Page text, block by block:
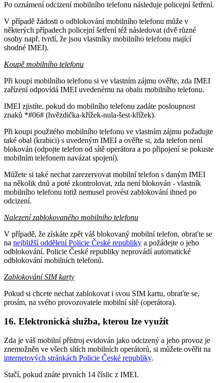
Po oznámení odcizení mobilního telefonu následuje policejní šetření.
V případě žádosti o odblokování mobilního telefonu může v
některých případech policejní šetření též následovat (dvě různé
osoby např. tvrdí, že jsou vlastníky mobilního telefonu mající
shodné IMEI).
Koupě mobilního telefonu
Při koupi mobilního telefonu si ve vlastním zájmu ověřte, zda IMEI
zařízení odpovídá IMEI uvedenému na obalu mobilního telefonu.
IMEI zjistíte, pokud do mobilního telefonu zadáte posloupnost
znaků *#06# (hvězdička-křížek-nula-šest-křížek).
Při koupi použitého mobilního telefonu ve vlastním zájmu požadujte
také obal (krabici) s uvedeným IMEI a ověřte si, zda telefon není
blokován (odpojte telefon od sítě operátora a po připojení se pokuste
mobilním telefonem navázat spojení).
Můžete si také nechat zarezervovat mobilní telefon s daným IMEI
na několik dnů a poté zkontrolovat, zda není blokován - vlastník
mobilního telefonu totiž nemusel provést zablokování ihned po
odcizení.
Nalezení zablokovaného mobilního telefonu
V případě, že získáte zpět váš blokovaný mobilní telefon, obraťte se
na nejbližší oddělení Policie České republiky a požádejte o jeho
odblokování. Policie České republiky neprovádí automatické
odblokování mobilních telefonů.
Zablokování SIM karty
Pokud si chcete nechat zablokovat i svou SIM kartu, obraťte se,
prosím, na svého provozovatele mobilní sítě (operátora).
16. Elektronická služba, kterou lze využít
Zda je váš mobilní přístroj evidován jako odcizený a jeho provoz je
znemožněn ve všech sítích mobilních operátorů, si můžete ověřit na
internetových stránkách Policie České republiky.
Stačí, pokud znáte prvních 14 číslic z IMEI.